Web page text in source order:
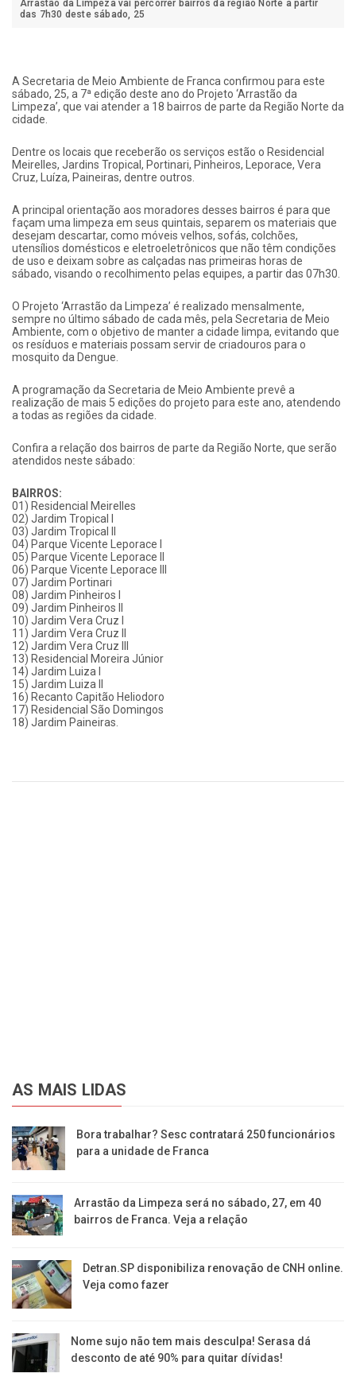
Arrastão da Limpeza vai percorrer bairros da região Norte a partir
das 7h30 deste sábado, 25
A Secretaria de Meio Ambiente de Franca confirmou para este
sábado, 25, a 7ª edição deste ano do Projeto ‘Arrastão da
Limpeza’, que vai atender a 18 bairros de parte da Região Norte da
cidade.
Dentre os locais que receberão os serviços estão o Residencial
Meirelles, Jardins Tropical, Portinari, Pinheiros, Leporace, Vera
Cruz, Luíza, Paineiras, dentre outros.
A principal orientação aos moradores desses bairros é para que
façam uma limpeza em seus quintais, separem os materiais que
desejam descartar, como móveis velhos, sofás, colchões,
utensílios domésticos e eletroeletrônicos que não têm condições
de uso e deixam sobre as calçadas nas primeiras horas de
sábado, visando o recolhimento pelas equipes, a partir das 07h30.
O Projeto ‘Arrastão da Limpeza’ é realizado mensalmente,
sempre no último sábado de cada mês, pela Secretaria de Meio
Ambiente, com o objetivo de manter a cidade limpa, evitando que
os resíduos e materiais possam servir de criadouros para o
mosquito da Dengue.
A programação da Secretaria de Meio Ambiente prevê a
realização de mais 5 edições do projeto para este ano, atendendo
a todas as regiões da cidade.
Confira a relação dos bairros de parte da Região Norte, que serão
atendidos neste sábado:
BAIRROS:
01) Residencial Meirelles
02) Jardim Tropical I
03) Jardim Tropical II
04) Parque Vicente Leporace I
05) Parque Vicente Leporace II
06) Parque Vicente Leporace III
07) Jardim Portinari
08) Jardim Pinheiros I
09) Jardim Pinheiros II
10) Jardim Vera Cruz I
11) Jardim Vera Cruz II
12) Jardim Vera Cruz III
13) Residencial Moreira Júnior
14) Jardim Luiza I
15) Jardim Luiza II
16) Recanto Capitão Heliodoro
17) Residencial São Domingos
18) Jardim Paineiras.
AS MAIS LIDAS
Bora trabalhar? Sesc contratará 250 funcionários
para a unidade de Franca
Arrastão da Limpeza será no sábado, 27, em 40
bairros de Franca. Veja a relação
Detran.SP disponibiliza renovação de CNH online.
Veja como fazer
Nome sujo não tem mais desculpa! Serasa dá
desconto de até 90% para quitar dívidas!